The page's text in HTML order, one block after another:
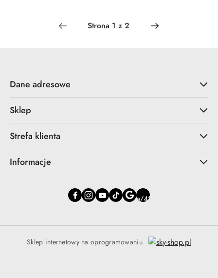
Dane adresowe
Sklep
Strefa klienta
Informacje
Sklep internetowy na oprogramowaniu